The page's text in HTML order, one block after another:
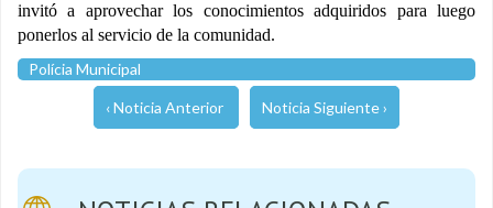
invitó a aprovechar los conocimientos adquiridos para luego
ponerlos al servicio de la comunidad.
Polícia Municipal
‹ Noticia Anterior Noticia Siguiente ›